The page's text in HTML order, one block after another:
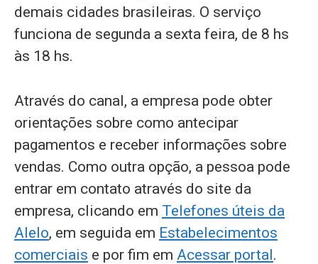
demais cidades brasileiras. O serviço
funciona de segunda a sexta feira, de 8 hs
às 18 hs.
Através do canal, a empresa pode obter
orientações sobre como antecipar
pagamentos e receber informações sobre
vendas. Como outra opção, a pessoa pode
entrar em contato através do site da
empresa, clicando em Telefones úteis da
Alelo, em seguida em Estabelecimentos
comerciais e por fim em Acessar portal.